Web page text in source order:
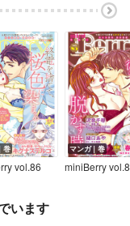
巻
vol.86
マンガ｜巻
miniBerry
います